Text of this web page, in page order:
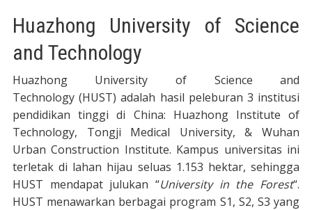
Huazhong University of Science
and Technology
Huazhong University of Science and
Technology (HUST) adalah hasil peleburan 3 institusi
pendidikan tinggi di China: Huazhong Institute of
Technology, Tongji Medical University, & Wuhan
Urban Construction Institute. Kampus universitas ini
terletak di lahan hijau seluas 1.153 hektar, sehingga
HUST mendapat julukan “University in the Forest“.
HUST menawarkan berbagai program S1, S2, S3 yang